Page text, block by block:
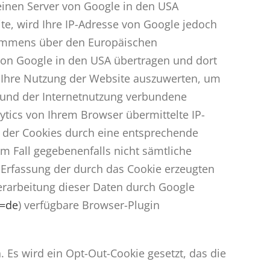
Server von Google in den USA
wird Ihre IP-Adresse von Google jedoch
über den Europäischen
Google in den USA übertragen und dort
Nutzung der Website auszuwerten, um
der Internetnutzung verbundene
von Ihrem Browser übermittelte IP-
Cookies durch eine entsprechende
Fall gegebenenfalls nicht sämtliche
der durch das Cookie erzeugten
dieser Daten durch Google
) verfügbare Browser-Plugin
wird ein Opt-Out-Cookie gesetzt, das die